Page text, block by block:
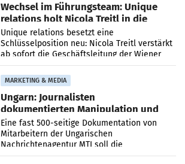
Wechsel im Führungsteam: Unique
relations holt Nicola Treitl in die
Geschäftsleitung
Unique relations besetzt eine
Schlüsselposition neu: Nicola Treitl verstärkt
ab sofort die Geschäftsleitung der Wiener
PR-Agentur an der Seite von Josef Kalina und
Anna Kalina-Mahr.
MARKETING & MEDIA
Ungarn: Journalisten
dokumentierten Manipulation und
Zensur
Eine fast 500-seitige Dokumentation von
Mitarbeitern der Ungarischen
Nachrichtenagentur MTI soll die
systematische Nachrichten-Manipulation und